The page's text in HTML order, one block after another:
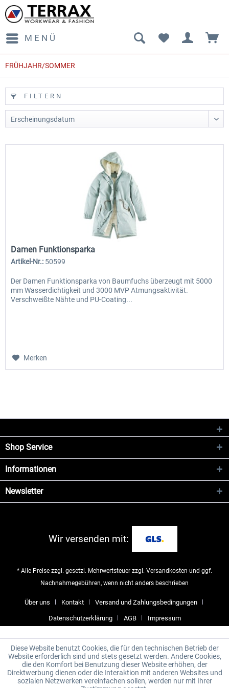
MENÜ
FRÜHJAHR/SOMMER
FILTERN
Damen Funktionsparka
Artikel-Nr.: 50599
Der Damen Funktionsparka von Baumfuchs überzeugt mit 5000
mm Wasserdichtigkeit und 3000 MVP Atmungsaktivität.
Verschweißte Nähte und PU-Coating...
Merken
Shop Service
Informationen
Newsletter
Wir versenden mit:
* Alle Preise zzgl. gesetzl. Mehrwertsteuer zzgl. Versandkosten und ggf.
Nachnahmegebühren, wenn nicht anders beschrieben
Über uns Kontakt Versand und Zahlungsbedingungen
Datenschutzerklärung AGB Impressum
Diese Website benutzt Cookies, die für den technischen Betrieb der
Website erforderlich sind und stets gesetzt werden. Andere Cookies,
die den Komfort bei Benutzung dieser Website erhöhen, der
Direktwerbung dienen oder die Interaktion mit anderen Websites und
sozialen Netzwerken vereinfachen sollen, werden nur mit Ihrer